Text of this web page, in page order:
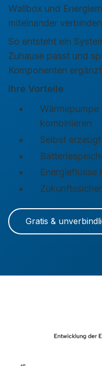
Wallbox und
miteinander
So entsteht ein
Zuhause passt und
Komponenten
Ihre Vorteile
kombinieren
Selbst
Energieflüsse
Gratis &